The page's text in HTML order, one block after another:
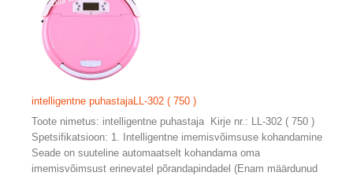
intelligentne puhastajaLL-302 ( 750 )
Toote nimetus: intelligentne puhastaja Kirje nr.: LL-302 ( 750 )
Spetsifikatsioon: 1. Intelligentne imemisvõimsuse kohandamine
Seade on suuteline automaatselt kohandama oma
imemisvõimsust erinevatel põrandapindadel (Enam määrdunud